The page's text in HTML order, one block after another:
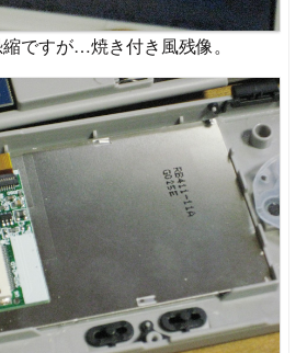
ですが…焼き付き風残像。